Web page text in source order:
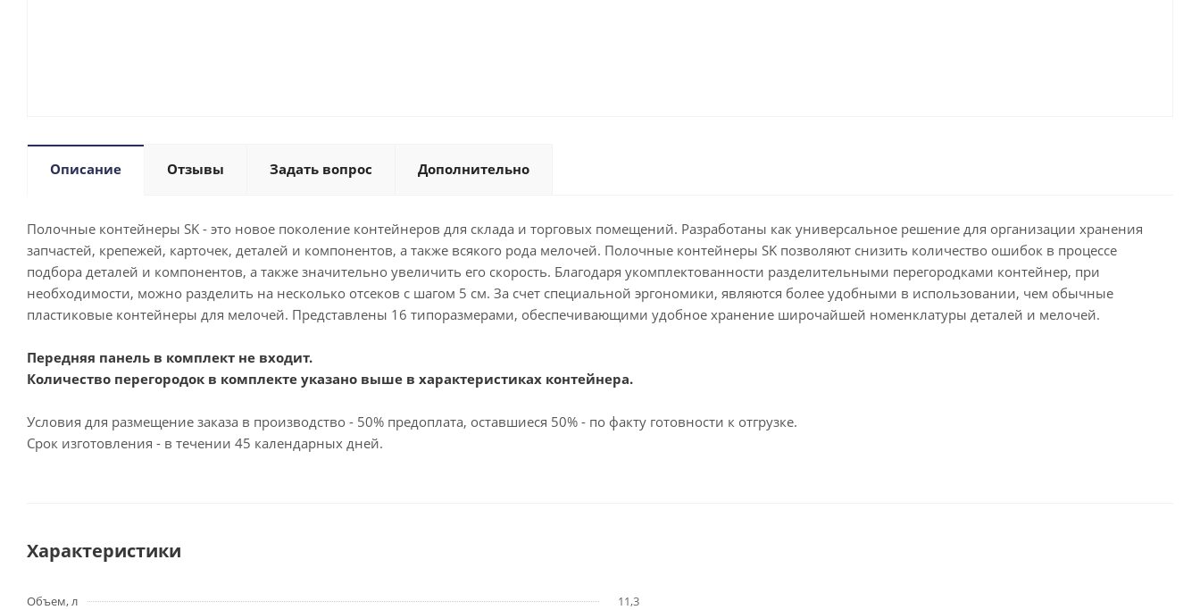
Описание Отзывы Задать вопрос Дополнительно
Полочные контейнеры SK - это новое поколение контейнеров для склада и торговых помещений. Разработаны как универсальное решение для организации хранения
запчастей, крепежей, карточек, деталей и компонентов, а также всякого рода мелочей. Полочные контейнеры SK позволяют снизить количество ошибок в процессе
подбора деталей и компонентов, а также значительно увеличить его скорость. Благодаря укомплектованности разделительными перегородками контейнер, при
необходимости, можно разделить на несколько отсеков с шагом 5 см. За счет специальной эргономики, являются более удобными в использовании, чем обычные
пластиковые контейнеры для мелочей. Представлены 16 типоразмерами, обеспечивающими удобное хранение широчайшей номенклатуры деталей и мелочей.
Передняя панель в комплект не входит.
Количество перегородок в комплекте указано выше в характеристиках контейнера.
Условия для размещение заказа в производство - 50% предоплата, оставшиеся 50% - по факту готовности к отгрузке.
Срок изготовления - в течении 45 календарных дней.
Характеристики
Объем, л
11,3